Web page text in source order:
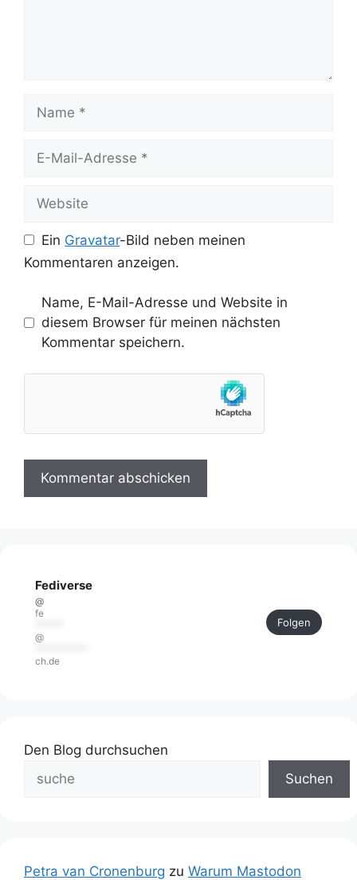
Mail-
Ein Gravatar-Bild neben meinen
Kommentaren anzeigen.
Name, E-Mail-Adresse und Website in
diesem Browser für meinen nächsten
Kommentar speichern.
Fediverse
@
fe
@
ch.de
Folgen
Den Blog durchsuchen
Suchen
Petra van Cronenburg zu Warum Mastodon